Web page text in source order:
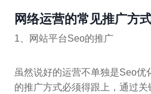
网络运营的常见推广方
1、网站平台Seo的推广
虽然说好的运营不单独是Seo优
的推广方式必须得跟上，通过